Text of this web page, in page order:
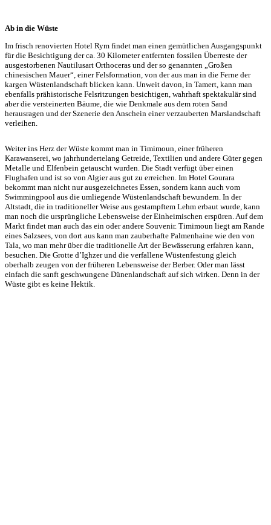
Ab in die Wüste
Im frisch renovierten Hotel Rym findet man einen gemütlichen Ausgangspunkt
für die Besichtigung der ca. 30 Kilometer entfernten fossilen Überreste der
ausgestorbenen Nautilusart Orthoceras und der so genannten „Großen
chinesischen Mauer“, einer Felsformation, von der aus man in die Ferne der
kargen Wüstenlandschaft blicken kann. Unweit davon, in Tamert, kann man
ebenfalls prähistorische Felsritzungen besichtigen, wahrhaft spektakulär sind
aber die versteinerten Bäume, die wie Denkmale aus dem roten Sand
herausragen und der Szenerie den Anschein einer verzauberten Marslandschaft
verleihen.
Weiter ins Herz der Wüste kommt man in Timimoun, einer früheren
Karawanserei, wo jahrhundertelang Getreide, Textilien und andere Güter gegen
Metalle und Elfenbein getauscht wurden. Die Stadt verfügt über einen
Flughafen und ist so von Algier aus gut zu erreichen. Im Hotel Gourara
bekommt man nicht nur ausgezeichnetes Essen, sondern kann auch vom
Swimmingpool aus die umliegende Wüstenlandschaft bewundern. In der
Altstadt, die in traditioneller Weise aus gestampftem Lehm erbaut wurde, kann
man noch die ursprüngliche Lebensweise der Einheimischen erspüren. Auf dem
Markt findet man auch das ein oder andere Souvenir. Timimoun liegt am Rande
eines Salzsees, von dort aus kann man zauberhafte Palmenhaine wie den von
Tala, wo man mehr über die traditionelle Art der Bewässerung erfahren kann,
besuchen. Die Grotte d’Ighzer und die verfallene Wüstenfestung gleich
oberhalb zeugen von der früheren Lebensweise der Berber. Oder man lässt
einfach die sanft geschwungene Dünenlandschaft auf sich wirken. Denn in der
Wüste gibt es keine Hektik.